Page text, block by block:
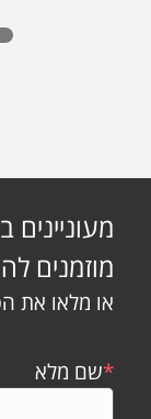
מוזמנים להתקשר:
או מלאו את
*שם מלא